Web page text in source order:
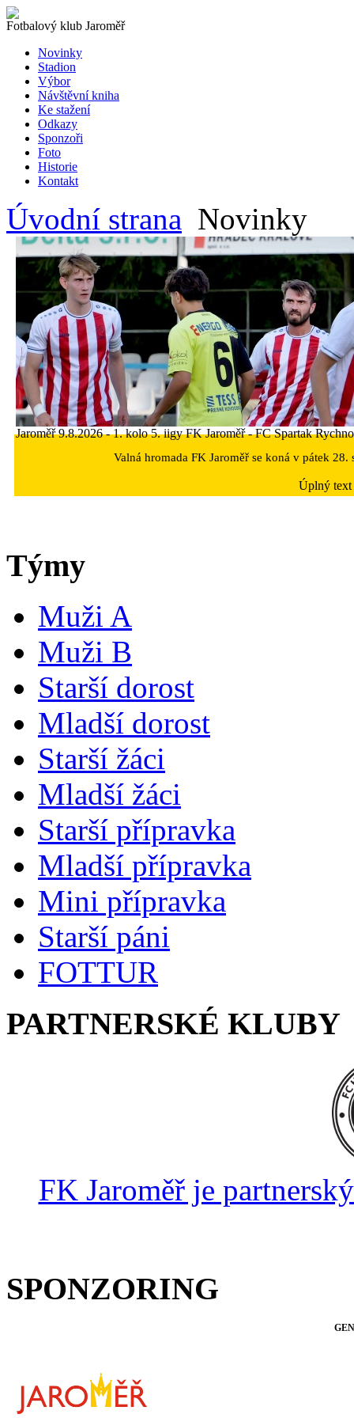
Fotbalový klub Jaroměř
Novinky
Stadion
Výbor
Návštěvní kniha
Ke stažení
Odkazy
Sponzoři
Foto
Historie
Kontakt
Úvodní strana Novinky
Jaroměř 9.8.2026 - 1. kolo 5. iigy FK Jaroměř - FC Spartak
Valná hromada FK Jaroměř se koná v pátek
Úplný
Týmy
Muži A
Muži B
Starší dorost
Mladší dorost
Starší žáci
Mladší žáci
Starší přípravka
Mladší přípravka
Mini přípravka
Starší páni
FOTTUR
PARTNERSKÉ KLUBY
FK Jaroměř je
SPONZORING